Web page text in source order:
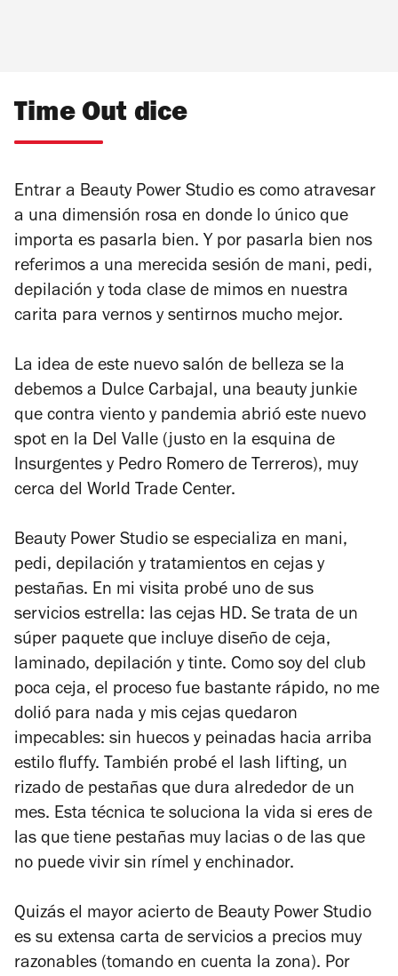
Time Out dice
Entrar a Beauty Power Studio es como atravesar
a una dimensión rosa en donde lo único que
importa es pasarla bien. Y por pasarla bien nos
referimos a una merecida sesión de mani, pedi,
depilación y toda clase de mimos en nuestra
carita para vernos y sentirnos mucho mejor.
La idea de este nuevo salón de belleza se la
debemos a Dulce Carbajal, una beauty junkie
que contra viento y pandemia abrió este nuevo
spot en la Del Valle (justo en la esquina de
Insurgentes y Pedro Romero de Terreros), muy
cerca del World Trade Center.
Beauty Power Studio se especializa en mani,
pedi, depilación y tratamientos en cejas y
pestañas. En mi visita probé uno de sus
servicios estrella: las cejas HD. Se trata de un
súper paquete que incluye diseño de ceja,
laminado, depilación y tinte. Como soy del club
poca ceja, el proceso fue bastante rápido, no me
dolió para nada y mis cejas quedaron
impecables: sin huecos y peinadas hacia arriba
estilo fluffy. También probé el lash lifting, un
rizado de pestañas que dura alrededor de un
mes. Esta técnica te soluciona la vida si eres de
las que tiene pestañas muy lacias o de las que
no puede vivir sin rímel y enchinador.
Quizás el mayor acierto de Beauty Power Studio
es su extensa carta de servicios a precios muy
razonables (tomando en cuenta la zona). Por